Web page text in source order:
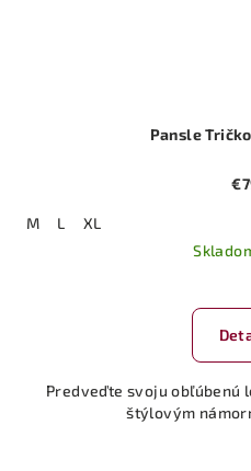
Pansle
M L
XL
Predveďte svoju obľúbenú
štýlovým